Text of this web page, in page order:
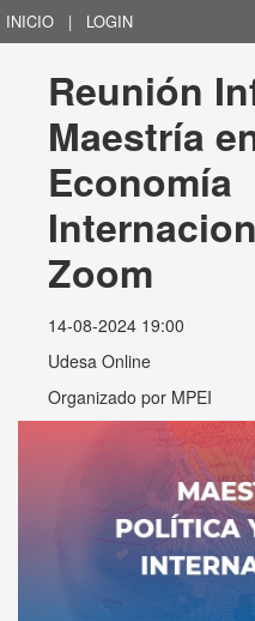
INICIO | LOGIN
Reunión
Maestría
Economía
Zoom
14-08-2024 19:00
Udesa Online
Organizado por MPEI